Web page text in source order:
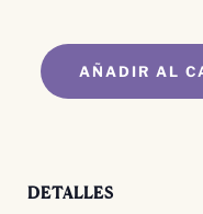
AÑADIR AL
DETALLES